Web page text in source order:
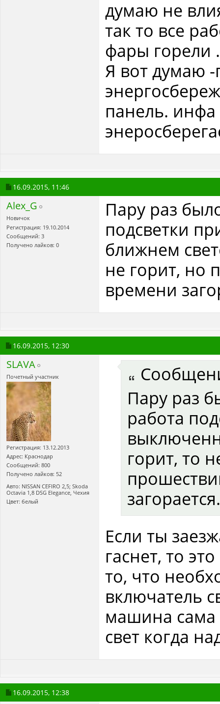
думаю не
так то все
фары горели
Я вот думаю
панель.
16.09.2015, 11:46
Alex_G
Новичок
Регистрация: 19.10.2014
Сообщений: 3
Получено лайков: 0
Пару раз
подсветки
ближнем
не горит, но
времени
16.09.2015, 12:30
SLAVA
Почетный участник
Регистрация: 13.12.2013
Адрес: Краснодар
Сообщений: 800
Получено лайков: 52
Авто: NISSAN CEFIRO 2,5; Skoda
Octavia 1,8 DSG Elegance, Чехия
Цвет: белый
Пару раз
работа
горит, то
загорается.
Если ты
гаснет, то
то, что
включатель
машина сама
свет когда
16.09.2015, 12:38